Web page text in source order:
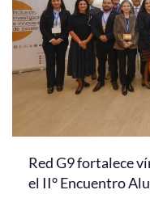
Red G9 fortalece
el II° Encuentro